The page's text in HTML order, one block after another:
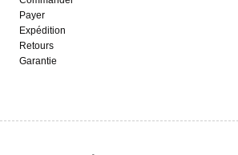
Payer
Expédition
Retours
Garantie